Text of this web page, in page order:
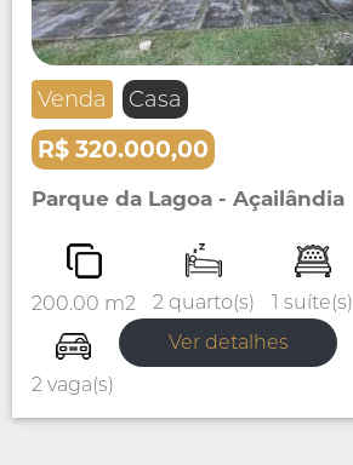
Venda Casa
R$ 320.000,00
Parque da Lagoa - Açailândia
200.00 m2 2 quarto(s) 1 suíte(s)
2 vaga(s)
Ver detalhes